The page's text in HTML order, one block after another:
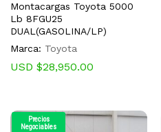
Montacargas Toyota 5000
Lb 8FGU25
DUAL(GASOLINA/LP)
Marca: Toyota
USD $28,950.00
Precios
Negociables